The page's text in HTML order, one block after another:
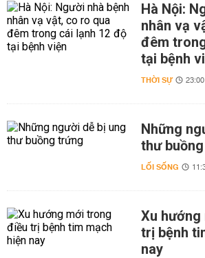
Hà Nội:
nhân vạ
đêm
tại bệnh
THỜI SỰ
Những
thư
LỐI SỐNG
Xu
trị bệnh
nay